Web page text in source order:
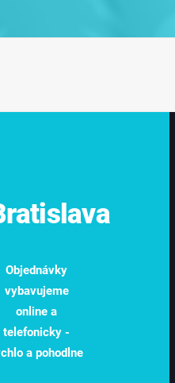
Objednávky
vybavujeme
online a
telefonicky -
a pohodlne